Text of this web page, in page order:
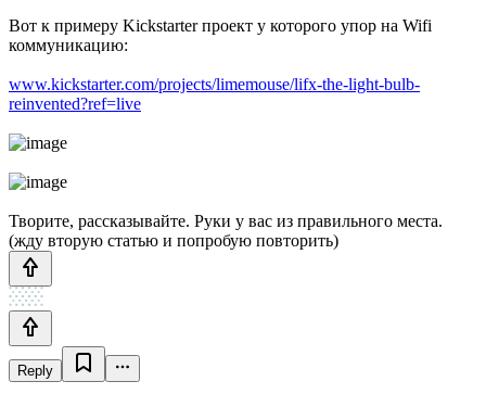
Вот к примеру Kickstarter проект у которого упор на Wifi
коммуникацию:
www.kickstarter.com/projects/limemouse/lifx-the-light-bulb-
reinvented?ref=live
Творите, рассказывайте. Руки у вас из правильного места.
(жду вторую статью и попробую повторить)
Reply